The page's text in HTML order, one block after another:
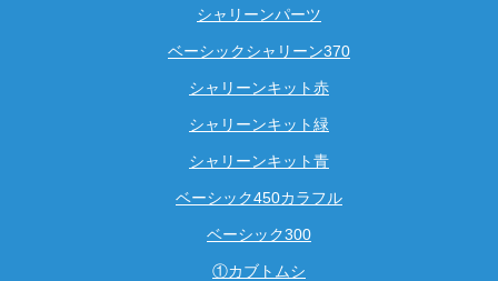
シャリーンパーツ
ベーシックシャリーン370
シャリーンキット赤
シャリーンキット緑
シャリーンキット青
ベーシック450カラフル
ベーシック300
①カブトムシ